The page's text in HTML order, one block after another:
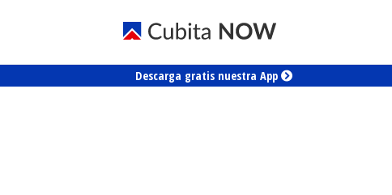
Descarga gratis nuestra App